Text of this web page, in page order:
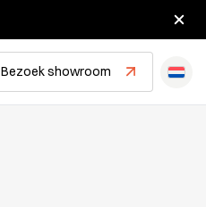
Bezoek showroom